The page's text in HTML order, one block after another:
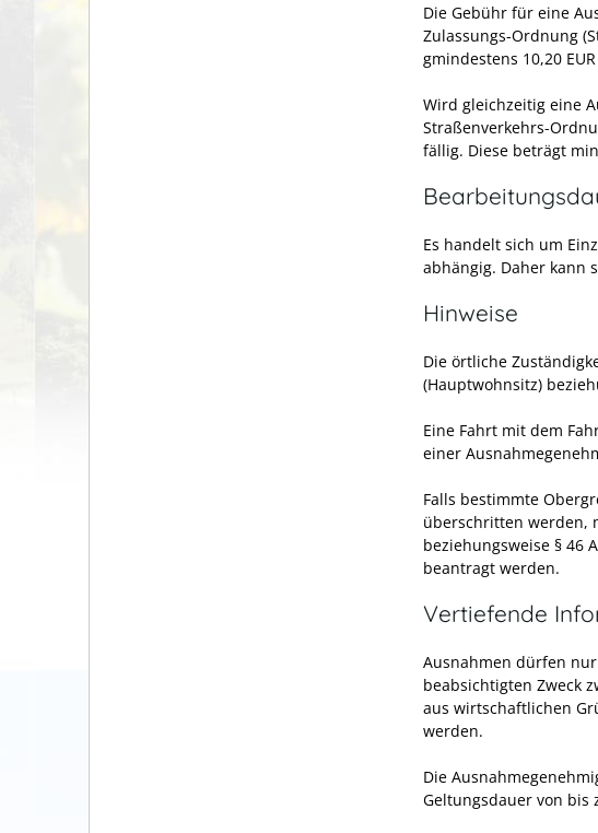
Die Gebühr für eine
Zulassungs-Ordnung
gmindestens 10,20
Wird gleichzeitig eine
Straßenverkehrs-
fällig. Diese beträgt
Es handelt sich um
abhängig. Daher kann
Hinweise
Die örtliche
(Hauptwohnsitz)
Eine Fahrt mit dem
einer
Falls bestimmte
überschritten werden,
beziehungsweise § 46
beantragt werden.
Vertiefende
Ausnahmen dürfen
beabsichtigten Zweck
aus wirtschaftlichen
werden.
Die
Geltungsdauer von bis